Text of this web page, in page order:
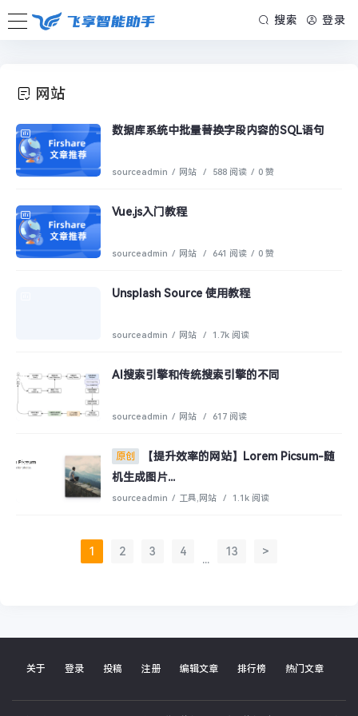
搜索 登录
网站
数据库系统中批量替换字段内容的SQL语句
sourceadmin / 网站 / 588 阅读 / 0 赞
Vue.js入门教程
sourceadmin / 网站 / 641 阅读 / 0 赞
Unsplash Source 使用教程
sourceadmin / 网站 / 1.7k 阅读
AI搜索引擎和传统搜索引擎的不同
sourceadmin / 网站 / 617 阅读
原创
【提升效率的网站】Lorem Picsum-随
机生成图片...
sourceadmin / 工具, 网站 / 1.1k 阅读
1 2 3 4
...
13 >
关于 登录 投稿 注册 编辑文章 排行榜 热门文章